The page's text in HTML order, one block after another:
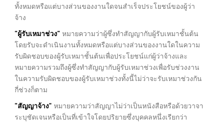
ทั้งหมดหรือแต่บางส่วนของงานใดจนสำเร็จประโยชน์ของผู้ว่า
จ้าง
“ผู้รับเหมาช่วง“ หมายความว่าผู้ซึ่งทำสัญญากับผู้รับเหมาชั้นต้น
โดยรับจะดำเนินงานทั้งหมดหรือแต่บางส่วนของงานใดในความ
รับผิดชอบของผู้รับเหมาชั้นต้นเพื่อประโยชน์แก่ผู้ว่าจ้างและ
หมายความรวมถึงผู้ซึ่งทำสัญญากับผู้รับเหมาช่วงเพื่อรับช่วงงาน
ในความรับผิดชอบของผู้รับเหมาช่วงทั้งนี้ไม่ว่าจะรับเหมาช่วงกัน
กี่ช่วงก็ตาม
“สัญญาจ้าง“ หมายความว่าสัญญาไม่ว่าเป็นหนังสือหรือด้วยวาจา
ระบุชัดเจนหรือเป็นที่เข้าใจโดยปริยายซึ่งบุคคลหนึ่งเรียกว่า